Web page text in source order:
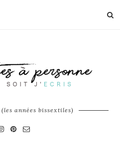
années bissextiles)